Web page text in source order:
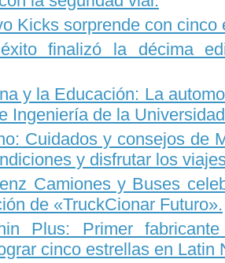
Kicks sorprende con cinco
finalizó la décima
y la Educación: La
Ingeniería de la
Cuidados y consejos de
y disfrutar los
Camiones y Buses
de «TruckCionar Futuro».
Plus: Primer
cinco estrellas en Latin